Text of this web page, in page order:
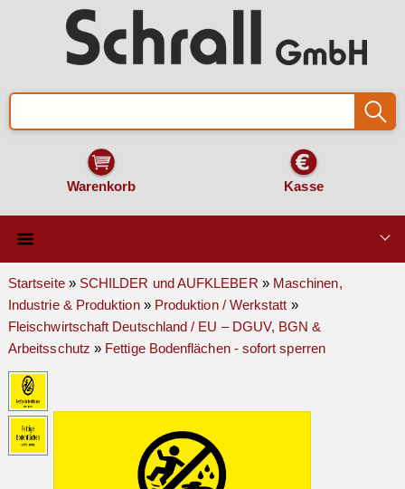
Warenkorb Kasse
Qualität & Technik
SCHILDER und AUFKLEBER
Montage & Zubehör
Startseite» SCHILDER und AUFKLEBER » Maschinen,
Industrie & Produktion» Produktion / Werkstatt »
Fleischwirtschaft Deutschland / EU – DGUV, BGN &
Arbeitsschutz » Fettige Bodenflächen - sofort sperren